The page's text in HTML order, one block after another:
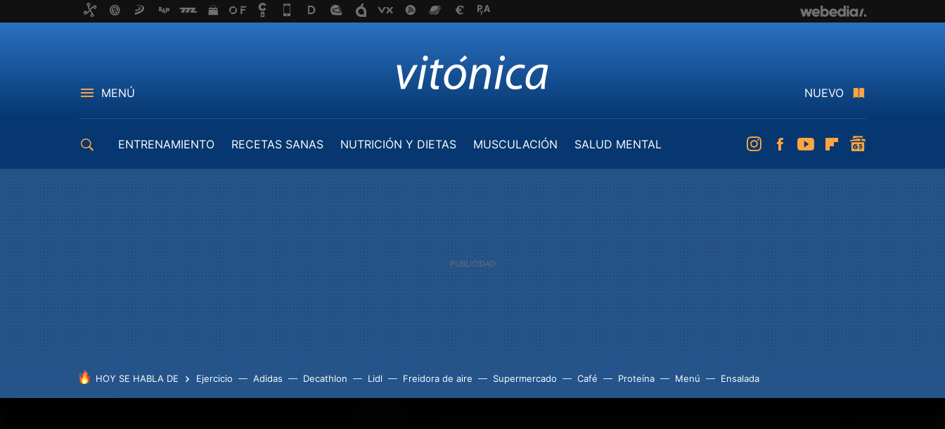
MENÚ NUEVO
ENTRENAMIENTO RECETAS SANAS NUTRICIÓN Y DIETAS MUSCULACIÓN
SALUD MENTAL
InstagramFacebookYoutubeFlipboard
HOY SE HABLA DE Ejercicio Adidas Decathlon Lidl Freidora de aire Supermercado Café Proteína Menú Ensalada